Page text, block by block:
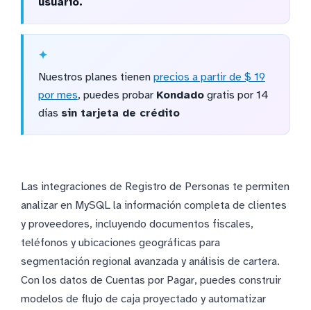
Nuestros planes tienen precios a partir de $ 19
por mes, puedes probar Kondadogratis por 14
días sin tarjeta de crédito
Las integraciones de Registro de Personas te permiten
analizar en MySQL la información completa de clientes
y proveedores, incluyendo documentos fiscales,
teléfonos y ubicaciones geográficas para
segmentación regional avanzada y análisis de cartera.
Con los datos de Cuentas por Pagar, puedes construir
modelos de flujo de caja proyectado y automatizar